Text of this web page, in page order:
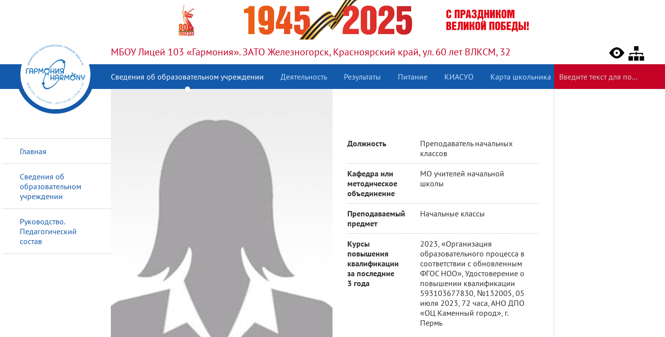
МБОУ Лицей 103 «Гармония». ЗАТО Железногорск, Красноярский край, ул. 60 лет ВЛКСМ, 32
Сведения об образовательном учреждении Деятельность Результаты Питание КИАСУО Карта школьника
Главная
Сведения об
образовательном
учреждении
Руководство.
Педагогический
состав
Должность
Преподаватель начальных
классов
Кафедра или
методическое
объединение
МО учителей начальной
школы
Преподаваемый
предмет
Начальные классы
Курсы
повышения
квалификации
за последние
3 года
2023, «Организация
образовательного процесса в
соответствии с обновленным
ФГОС НОО», Удостоверение о
повышении квалификации
593103677830, №132005, 05
июля 2023, 72 часа, АНО ДПО
«ОЦ Каменный город», г.
Пермь